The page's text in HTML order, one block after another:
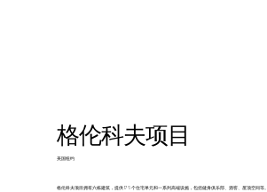
格伦科夫项目
美国纽约
格伦科夫项目拥有六栋建筑，提供 176 个住宅单元和一系列高端设施，包括健身俱乐部、酒窖、屋顶空间等。